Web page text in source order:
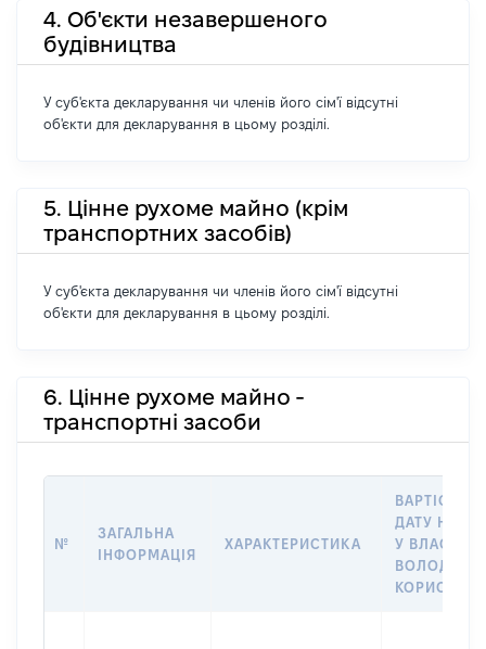
4. Об'єкти незавершеного
будівництва
У суб'єкта декларування чи членів його сім'ї відсутні
об'єкти для декларування в цьому розділі.
5. Цінне рухоме майно (крім
транспортних засобів)
У суб'єкта декларування чи членів його сім'ї відсутні
об'єкти для декларування в цьому розділі.
6. Цінне рухоме майно -
транспортні засоби
№
ЗАГАЛЬНА
ІНФОРМАЦІЯ
ХАРАКТЕРИСТИКА
ВАРТІСТЬ
ДАТУ
У